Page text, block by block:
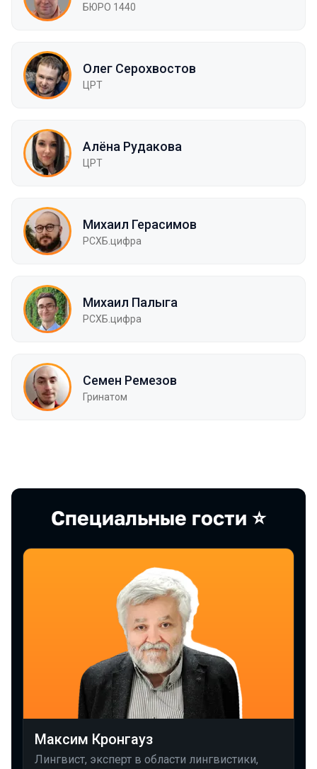
БЮРО 1440
Олег Серохвостов
ЦРТ
Алёна Рудакова
ЦРТ
Михаил Герасимов
РСХБ.цифра
Михаил Палыга
РСХБ.цифра
Семен Ремезов
Гринатом
Специальныe гости ⭐️
Максим Кронгауз
Лингвист, эксперт в области лингвистики,